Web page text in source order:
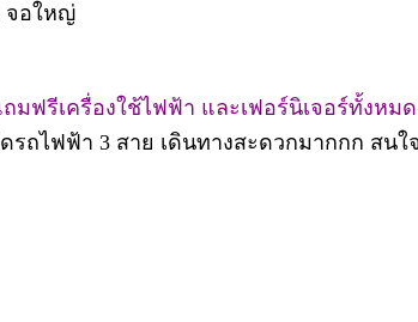
จอใหญ่
ถมฟรีเครื่องใช้ไฟฟ้า และเฟอร์นิเจอร์ทั้งหมด
รถไฟฟ้า 3 สาย เดินทางสะดวกมากกก สน